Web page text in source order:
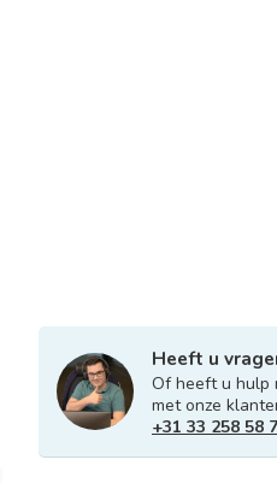
Heeft u
Of heeft u hulp
met onze
+31 33 258 58